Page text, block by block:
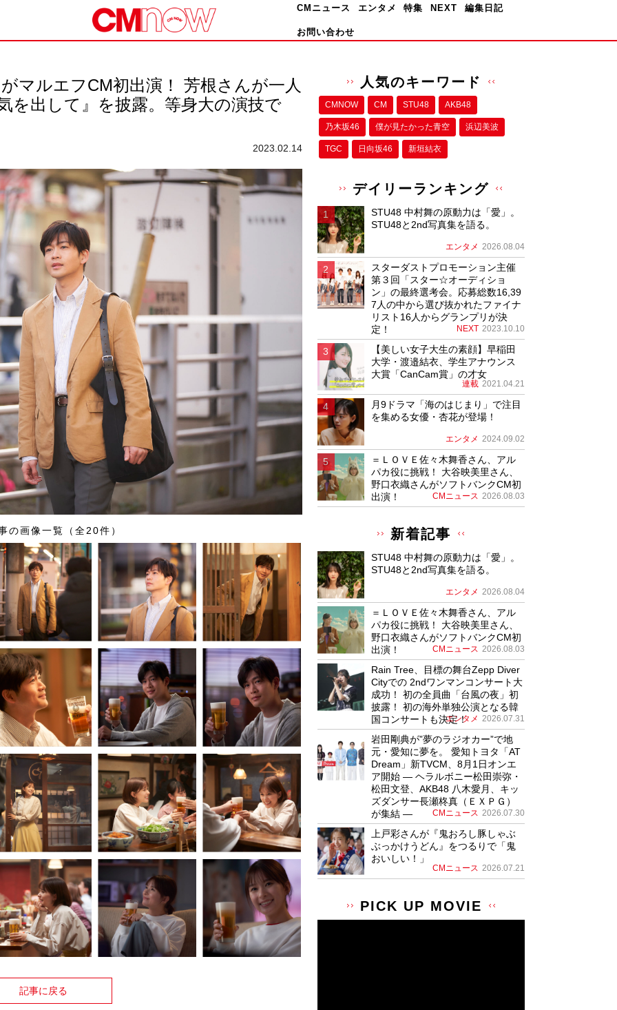
CMニュース エンタメ 特集 NEXT 編集日記
お問い合わせ
マルエフCM初出演！ 芳根さんが一人
を出して』を披露。等身大の演技で
2023.02.14
の画像一覧（全20件）
記事に戻る
人気のキーワード
CMNOW CM STU48 AKB48
乃木坂46 僕が⾒たかった⻘空 浜辺美波
TGC 日向坂46 新垣結衣
デイリーランキング
STU48 中村舞の原動力は「愛」。
STU48と2nd写真集を語る。
エンタメ 2026.08.04
スターダストプロモーション主催
第３回「スター☆オーディショ
ン」の最終選考会。応募総数16,39
7人の中から選び抜かれたファイナ
リスト16人からグランプリが決
定！
NEXT 2023.10.10
【美しい女子大生の素顔】早稲田
大学・渡邉結衣、学生アナウンス
大賞「CanCam賞」の才女
連載 2021.04.21
月9ドラマ「海のはじまり」で注目
を集める女優・杏花が登場！
エンタメ 2024.09.02
＝ＬＯＶＥ佐々木舞香さん、アル
パカ役に挑戦！ 大谷映美里さん、
野口衣織さんがソフトバンクCM初
出演！
CMニュース 2026.08.03
新着記事
STU48 中村舞の原動力は「愛」。
STU48と2nd写真集を語る。
エンタメ 2026.08.04
＝ＬＯＶＥ佐々木舞香さん、アル
パカ役に挑戦！ 大谷映美里さん、
野口衣織さんがソフトバンクCM初
出演！
CMニュース 2026.08.03
Rain Tree、目標の舞台Zepp Diver
Cityでの 2ndワンマンコンサート大
成功！ 初の全員曲「台風の夜」初
披露！ 初の海外単独公演となる韓
国コンサートも決定！
エンタメ 2026.07.31
岩田剛典が”夢のラジオカー”で地
元・愛知に夢を。 愛知トヨタ「AT
Dream」新TVCM、8月1日オンエ
ア開始 ― ヘラルボニー松田崇弥・
松田文登、AKB48 八木愛月、キッ
ズダンサー長瀬柊真（ＥＸＰＧ）
が集結 ―
CMニュース 2026.07.30
上戸彩さんが『鬼おろし豚しゃぶ
ぶっかけうどん』をつるりで「鬼
おいしい！」
CMニュース 2026.07.21
PICK UP MOVIE